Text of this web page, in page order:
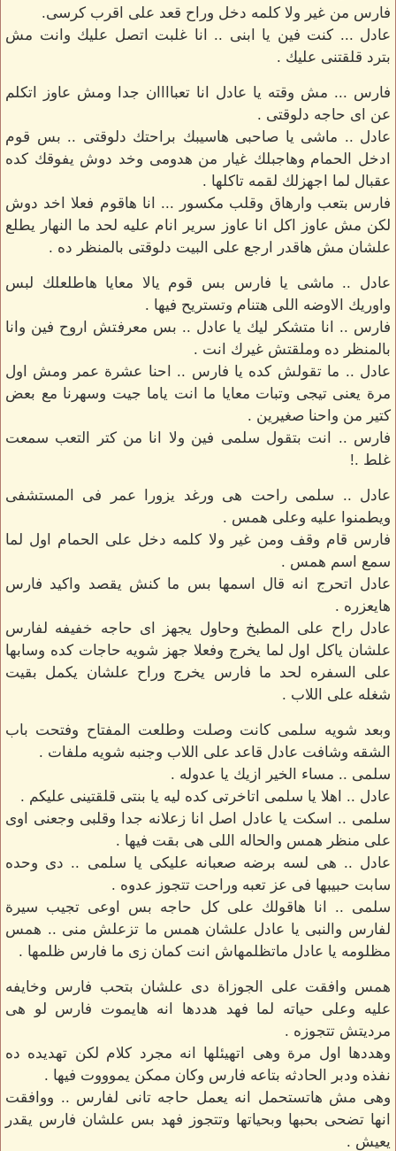
فارس من غير ولا كلمه دخل وراح قعد على اقرب كرسى.
عادل ... كنت فين يا ابنى .. انا غلبت اتصل عليك وانت مش
بترد قلقتنى عليك .
فارس ... مش وقته يا عادل انا تعباااان جدا ومش عاوز اتكلم
عن اى حاجه دلوقتى .
عادل .. ماشى يا صاحبى هاسيبك براحتك دلوقتى .. بس قوم
ادخل الحمام وهاجبلك غيار من هدومى وخد دوش يفوقك كده
عقبال لما اجهزلك لقمه تاكلها .
فارس بتعب وارهاق وقلب مكسور ... انا هاقوم فعلا اخد دوش
لكن مش عاوز اكل انا عاوز سرير انام عليه لحد ما النهار يطلع
علشان مش هاقدر ارجع على البيت دلوقتى بالمنظر ده .
عادل .. ماشى يا فارس بس قوم يالا معايا هاطلعلك لبس
واوريك الاوضه اللى هتنام وتستريح فيها .
فارس .. انا متشكر ليك يا عادل .. بس معرفتش اروح فين وانا
بالمنظر ده وملقتش غيرك انت .
عادل .. ما تقولش كده يا فارس .. احنا عشرة عمر ومش اول
مرة يعنى تيجى وتبات معايا ما انت ياما جيت وسهرنا مع بعض
كتير من واحنا صغيرين .
فارس .. انت بتقول سلمى فين ولا انا من كتر التعب سمعت
غلط .!
عادل .. سلمى راحت هى ورغد يزورا عمر فى المستشفى
ويطمنوا عليه وعلى همس .
فارس قام وقف ومن غير ولا كلمه دخل على الحمام اول لما
سمع اسم همس .
عادل اتحرج انه قال اسمها بس ما كنش يقصد واكيد فارس
هايعزره .
عادل راح على المطبخ وحاول يجهز اى حاجه خفيفه لفارس
علشان ياكل اول لما يخرج وفعلا جهز شويه حاجات كده وسابها
على السفره لحد ما فارس يخرج وراح علشان يكمل بقيت
شغله على اللاب .
وبعد شويه سلمى كانت وصلت وطلعت المفتاح وفتحت باب
الشقه وشافت عادل قاعد على اللاب وجنبه شويه ملفات .
سلمى .. مساء الخير ازيك يا عدوله .
عادل .. اهلا يا سلمى اتاخرتى كده ليه يا بنتى قلقتينى عليكم .
سلمى .. اسكت يا عادل اصل انا زعلانه جدا وقلبى وجعنى اوى
على منظر همس والحاله اللى هى بقت فيها .
عادل .. هى لسه برضه صعبانه عليكى يا سلمى .. دى وحده
سابت حبيبها فى عز تعبه وراحت تتجوز عدوه .
سلمى .. انا هاقولك على كل حاجه بس اوعى تجيب سيرة
لفارس والنبى يا عادل علشان همس ما تزعلش منى .. همس
مظلومه يا عادل ماتظلمهاش انت كمان زى ما فارس ظلمها .
همس وافقت على الجوزاة دى علشان بتحب فارس وخايفه
عليه وعلى حياته لما فهد هددها انه هايموت فارس لو هى
مرديتش تتجوزه .
وهددها اول مرة وهى اتهيئلها انه مجرد كلام لكن تهديده ده
نفذه ودبر الحادثه بتاعه فارس وكان ممكن يموووت فيها .
وهى مش هاتستحمل انه يعمل حاجه تانى لفارس .. ووافقت
انها تضحى بحبها وبحياتها وتتجوز فهد بس علشان فارس يقدر
يعيش .